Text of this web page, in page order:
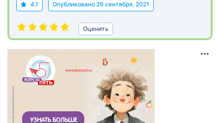
4.1 Опубликовано 29 сентября, 2021
Оценить